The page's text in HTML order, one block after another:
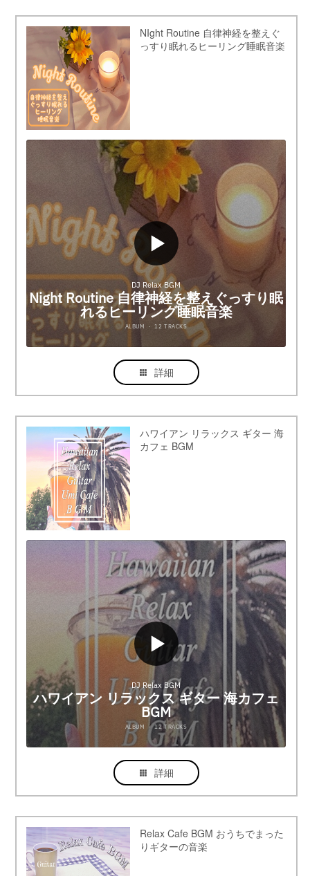
NIght Routine 自律神経を整えぐ
っすり眠れるヒーリング睡眠音楽
詳細
ハワイアン リラックス ギター 海
カフェ BGM
詳細
Relax Cafe BGM おうちでまった
りギターの音楽